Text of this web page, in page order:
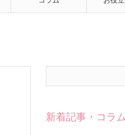
新着記事・コラ